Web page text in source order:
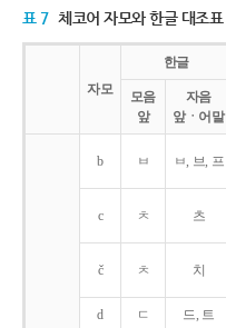
표 7 체코어 자모와 한글 대조표
자모
한글
모음
앞
자음
앞ㆍ어말
b ㅂ ㅂ, 브, 프
c ㅊ 츠
č ㅊ 치
d ㄷ 드, 트